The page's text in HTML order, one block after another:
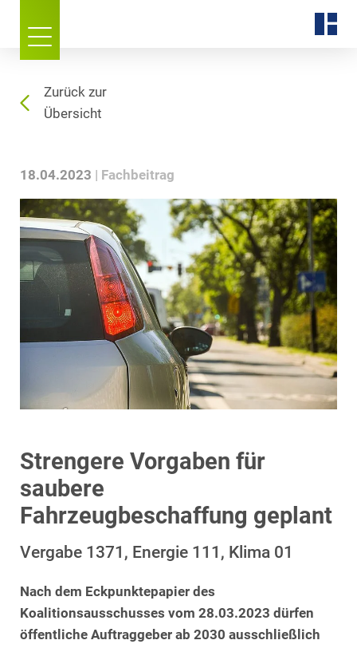
Zurück zur
Übersicht
18.04.2023 Fachbeitrag
Strengere Vorgaben für
saubere
Fahrzeugbeschaffung geplant
Vergabe 1371, Energie 111, Klima 01
Nach dem Eckpunktepapier des
Koalitionsausschusses vom 28.03.2023 dürfen
öffentliche Auftraggeber ab 2030 ausschließlich